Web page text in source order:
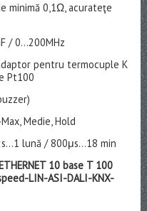
0,1Ω, acurateţe
/ 0…200MHz
pentru termocuple K
Pt100
Medie, Hold
lună / 800μs…18 min
10 base T 100
LIN-ASI-DALI-KNX-